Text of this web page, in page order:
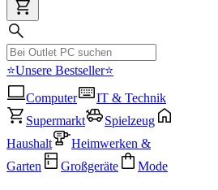
⭐Unsere Bestseller⭐
Computer
IT & Technik
Supermarkt
Spielzeug
Haushalt
Heimwerken &
Garten
Großgeräte Mode